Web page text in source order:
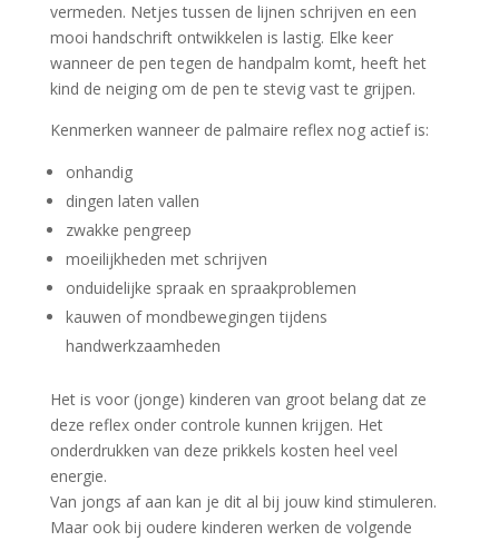
vermeden. Netjes tussen de lijnen schrijven en een
mooi handschrift ontwikkelen is lastig. Elke keer
wanneer de pen tegen de handpalm komt, heeft het
kind de neiging om de pen te stevig vast te grijpen.
Kenmerken wanneer de palmaire reflex nog actief is:
onhandig
dingen laten vallen
zwakke pengreep
moeilijkheden met schrijven
onduidelijke spraak en spraakproblemen
kauwen of mondbewegingen tijdens
handwerkzaamheden
Het is voor (jonge) kinderen van groot belang dat ze
deze reflex onder controle kunnen krijgen. Het
onderdrukken van deze prikkels kosten heel veel
energie.
Van jongs af aan kan je dit al bij jouw kind stimuleren.
Maar ook bij oudere kinderen werken de volgende